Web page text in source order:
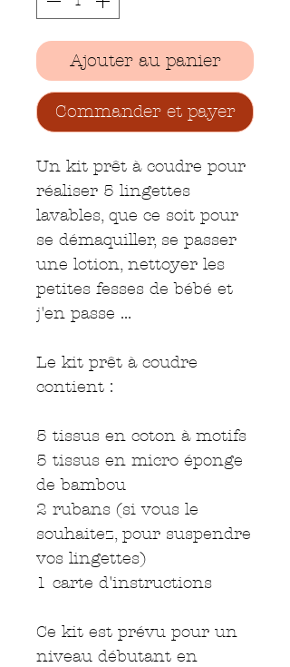
Ajouter au panier
Commander et payer
Un kit prêt à coudre pour
réaliser 5 lingettes
lavables, que ce soit pour
se démaquiller, se passer
une lotion, nettoyer les
petites fesses de bébé et
j'en passe ...
Le kit prêt à coudre
contient :
5 tissus en coton à motifs
5 tissus en micro éponge
de bambou
2 rubans (si vous le
souhaitez, pour suspendre
vos lingettes)
1 carte d'instructions
Ce kit est prévu pour un
niveau débutant en